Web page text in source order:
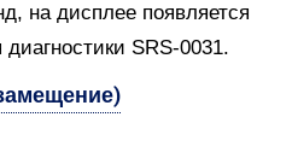
на дисплее появляется
SRS-0031.